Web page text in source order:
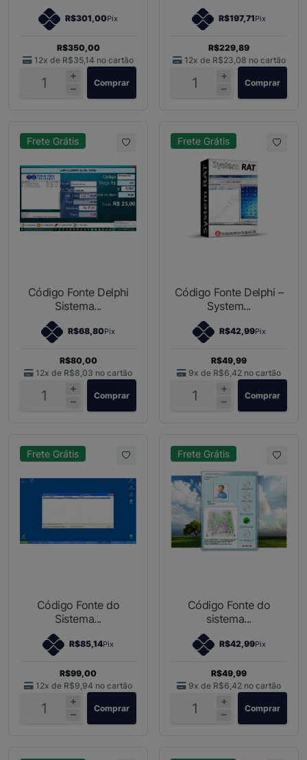
R$301,00Pix
R$350,00
12x de R$35,14 no cartão
Comprar
R$197,71Pix
R$229,89
12x de R$23,08 no cartão
Comprar
Frete Grátis
Código Fonte Delphi
Sistema...
R$68,80Pix
R$80,00
12x de R$8,03 no cartão
Comprar
Frete Grátis
Código Fonte Delphi –
System...
R$42,99Pix
R$49,99
9x de R$6,42 no cartão
Comprar
Frete Grátis
Código Fonte do
Sistema...
R$85,14Pix
R$99,00
12x de R$9,94 no cartão
Comprar
Frete Grátis
Código Fonte do
sistema...
R$42,99Pix
R$49,99
9x de R$6,42 no cartão
Comprar